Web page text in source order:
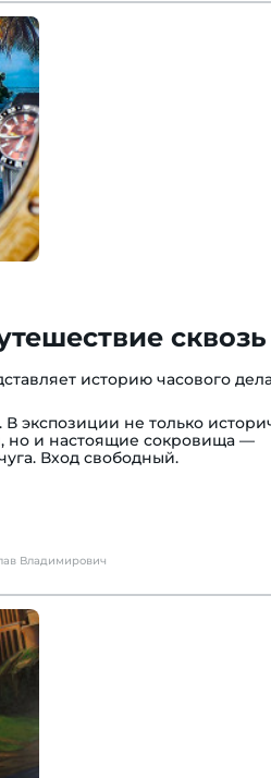
сквозь
историю часового
. В экспозиции не только
но и настоящие сокровища —
Вход свободный.
Владимирович